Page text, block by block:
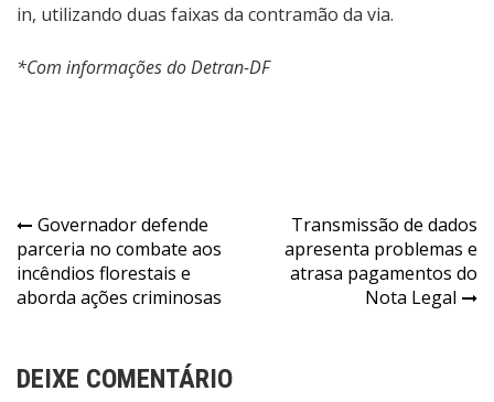
in, utilizando duas faixas da contramão da via.
*Com informações do Detran-DF
Navegação
de
Post
Governador defende
parceria no combate aos
incêndios florestais e
aborda ações criminosas
Transmissão de dados
apresenta problemas e
atrasa pagamentos do
Nota Legal
DEIXE COMENTÁRIO